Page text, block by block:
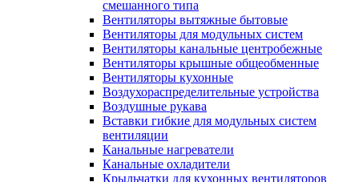
смешанного типа
Вентиляторы вытяжные бытовые
Вентиляторы для модульных систем
Вентиляторы канальные центробежные
Вентиляторы крышные общеобменные
Вентиляторы кухонные
Воздухораспределительные устройства
Воздушные рукава
Вставки гибкие для модульных систем
вентиляции
Канальные нагреватели
Канальные охладители
Крыльчатки для кухонных вентиляторов